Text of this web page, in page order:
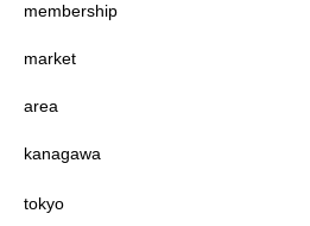
membership
market
area
kanagawa
tokyo